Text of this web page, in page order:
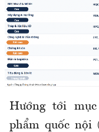
Hướng tới
phẩm quốc nội